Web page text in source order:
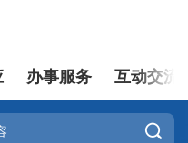
登录
办事服务 互动交流
